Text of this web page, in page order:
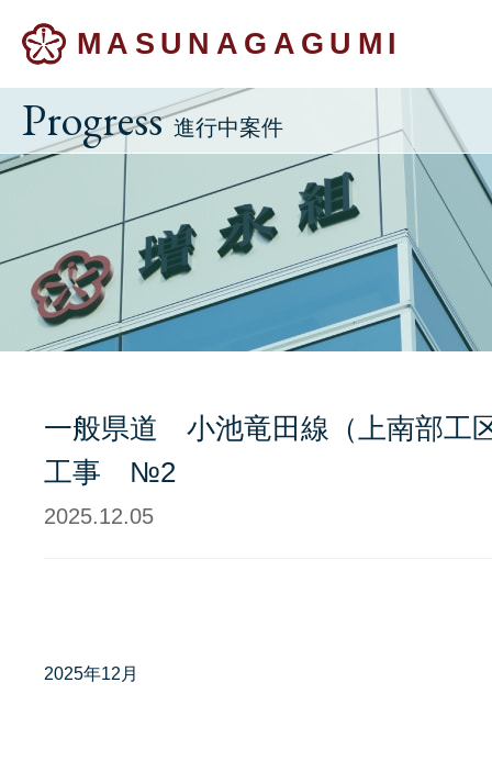
MASUNAGAGUMI
Progress 進行中案件
一般県道 小池竜田線（上南部工
工事 №2
2025.12.05
2025年12月